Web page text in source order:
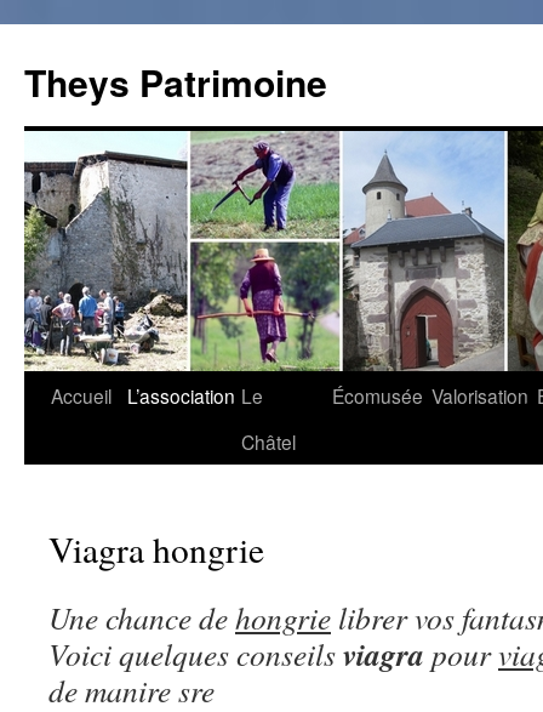
Theys Patrimoine
Aller
Accueil L’association Le
Châtel
Écomusée Valorisation
Viagra hongrie
Une chancedehongrie librer vos
Voici quelquesconseilsviagra pour
de manire sre